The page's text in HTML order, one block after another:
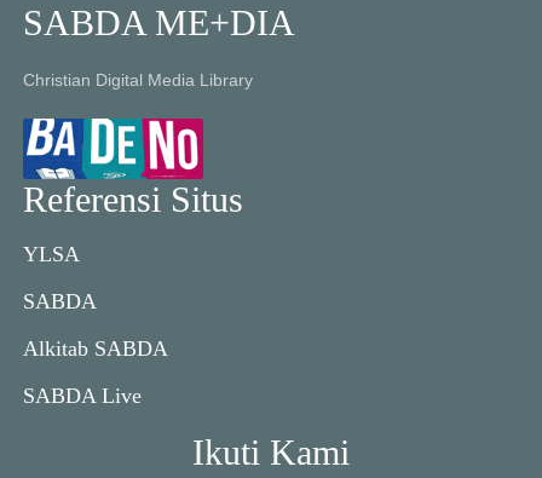
SABDA ME+DIA
Christian Digital Media Library
Referensi Situs
YLSA
SABDA
Alkitab SABDA
SABDA Live
Ikuti Kami